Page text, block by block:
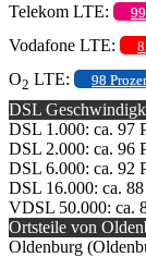
Telekom LTE:
Vodafone LTE:
O2 LTE: 98
DSL
DSL 1.000: ca. 97
DSL 2.000: ca. 96
DSL 6.000: ca. 92
DSL 16.000: ca.
VDSL 50.000: ca.
Ortsteile von
Oldenburg